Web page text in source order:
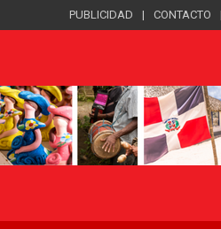
PUBLICIDAD CONTACTO